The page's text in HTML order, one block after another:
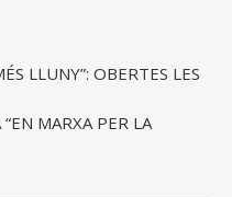
LLUNY”: OBERTES LES
MARXA PER LA